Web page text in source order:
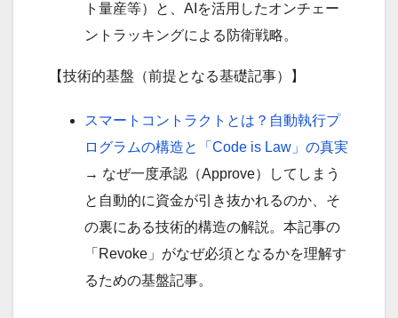
ト量産等）と、AIを活用したオンチェー
ントラッキングによる防衛戦略。
【技術的基盤（前提となる基礎記事）】
スマートコントラクトとは？自動執行プ
ログラムの構造と「Code is Law」の真実
→ なぜ一度承認（Approve）してしまう
と自動的に資金が引き抜かれるのか、そ
の裏にある技術的構造の解説。本記事の
「Revoke」がなぜ必須となるかを理解す
るための基盤記事。